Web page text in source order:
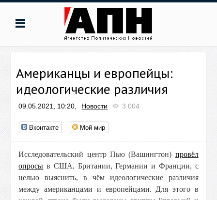
Американцы и европейцы:
идеологические различия
09.05.2021, 10:20, Новости 3 004
Вконтакте Мой мир
Исследовательский центр Пью (Вашингтон) провёл
опросы в США, Британии, Германии и Франции, с
целью выяснить, в чём идеологические различия
между американцами и европейцами. Для этого в